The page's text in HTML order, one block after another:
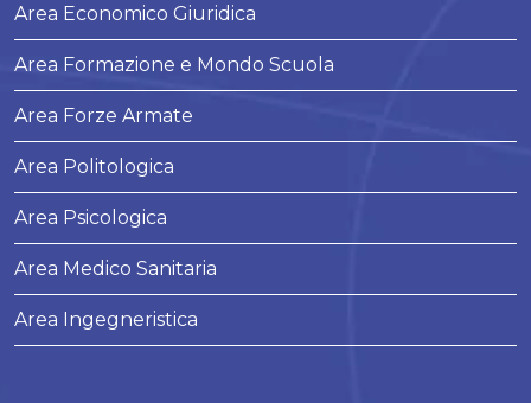
Area Economico Giuridica
Area Formazione e Mondo Scuola
Area Forze Armate
Area Politologica
Area Psicologica
Area Medico Sanitaria
Area Ingegneristica